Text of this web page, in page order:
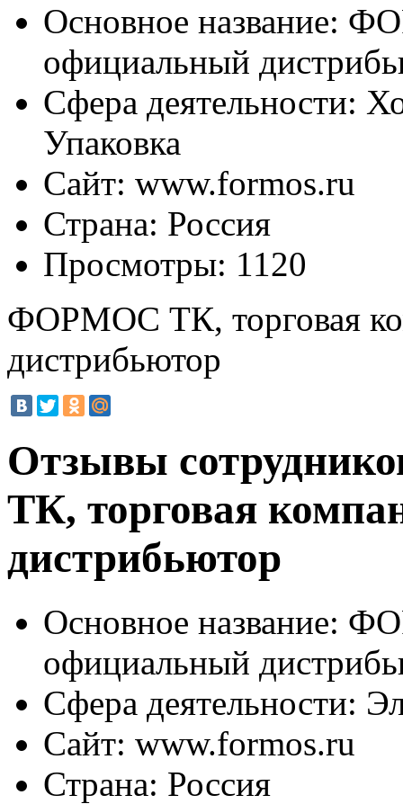
Основное название:
официальный
Сфера деятельности:
Упаковка
Сайт: www.formos.ru
Страна: Россия
Просмотры: 1120
ФОРМОС ТК, торговая
дистрибьютор
Отзывы
ТК, торговая
дистрибьютор
Основное название:
официальный
Сфера деятельности:
Сайт: www.formos.ru
Страна: Россия